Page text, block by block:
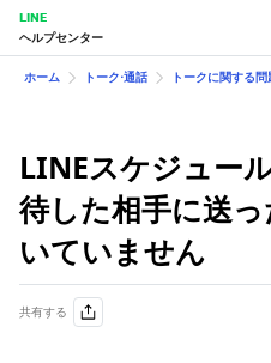
LINE
ヘルプセンター
ホーム トーク⋅通話 トークに関する問
LINEスケジュー
待した相手に送
いていません
共有する